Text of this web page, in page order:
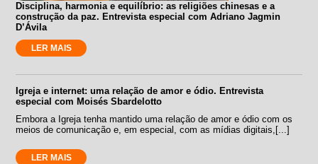
Disciplina, harmonia e equilíbrio: as religiões chinesas e a
construção da paz. Entrevista especial com Adriano Jagmin
D’Ávila
LER MAIS
Igreja e internet: uma relação de amor e ódio. Entrevista
especial com Moisés Sbardelotto
Embora a Igreja tenha mantido uma relação de amor e ódio com os
meios de comunicação e, em especial, com as mídias digitais,[...]
LER MAIS